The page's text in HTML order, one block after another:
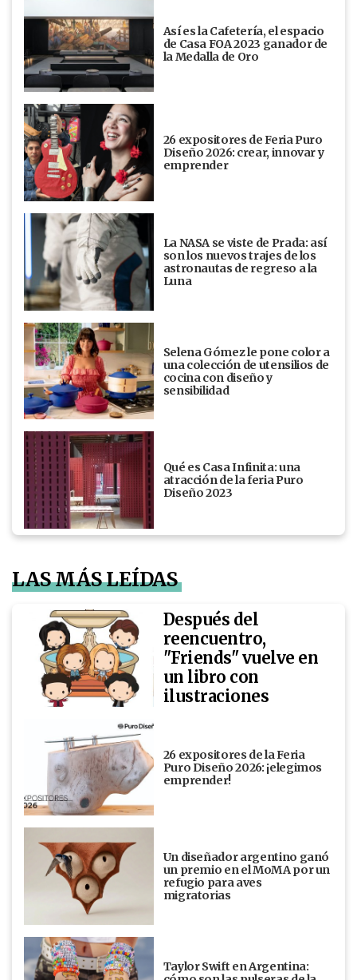
Así es la Cafetería, el espacio
de Casa FOA 2023 ganador de
la Medalla de Oro
26 expositores de Feria Puro
Diseño 2026: crear, innovar y
emprender
La NASA se viste de Prada: así
son los nuevos trajes de los
astronautas de regreso a la
Luna
Selena Gómez le pone color a
una colección de utensilios de
cocina con diseño y
sensibilidad
Qué es Casa Infinita: una
atracción de la feria Puro
Diseño 2023
LAS MÁS LEÍDAS
Después del
reencuentro,
"Friends" vuelve en
un libro con
ilustraciones
26 expositores de la Feria
Puro Diseño 2026: ¡elegimos
emprender!
Un diseñador argentino ganó
un premio en el MoMA por un
refugio para aves
migratorias
Taylor Swift en Argentina: